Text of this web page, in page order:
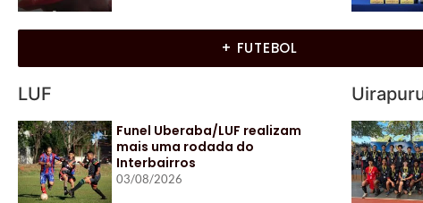
+ FUTEBOL
LUF
Funel Uberaba/LUF realizam
mais uma rodada do
Interbairros
03/08/2026